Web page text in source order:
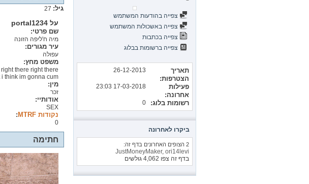
צפייה בהודעות המשתמש
צפייה באשכולות המשתמש
צפייה בכתבות
צפייה ברשומות בבלוג
תאריך
הצטרפות
26-12-2013
פעילות
אחרונה
17-03-2018
23:03
רשומות בלוג 0
ביקרו לאחרונה
2 הצופים האחרונים בדף זה:
JustMoneyMaker, ori14levi
בדף זה צפו 4,062 גולשים
גיל 27
על portal1234
שם פרטי:
מיה ח'ליפה הזונה
עיר מגורים:
עפולה
משפט מחץ:
there right there
i think im gonna cum
מין:
זכר
אודותיי:
SEX
נקודות MTRF :
0
חתימה